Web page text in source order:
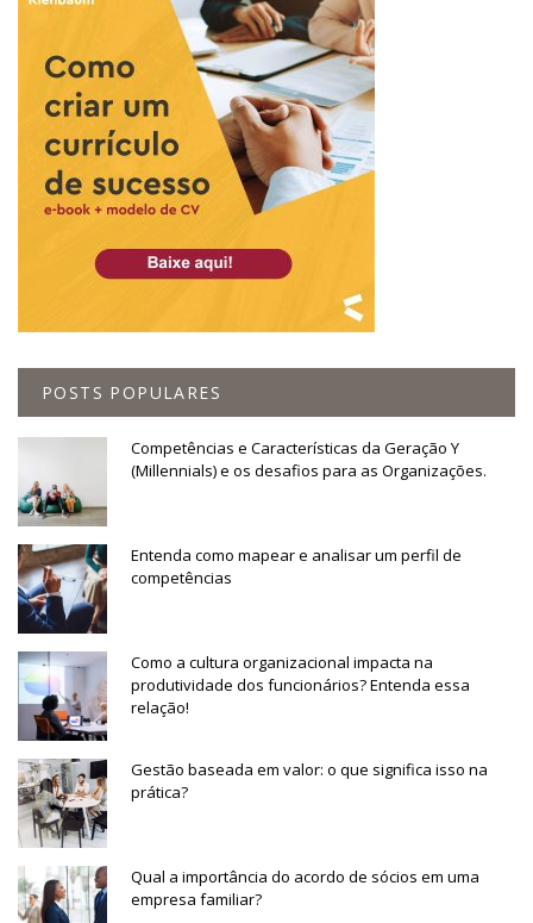
POSTS POPULARES
Competências e Características da Geração Y
(Millennials) e os desafios para as Organizações.
Entenda como mapear e analisar um perfil de
competências
Como a cultura organizacional impacta na
produtividade dos funcionários? Entenda essa
relação!
Gestão baseada em valor: o que significa isso na
prática?
Qual a importância do acordo de sócios em uma
empresa familiar?